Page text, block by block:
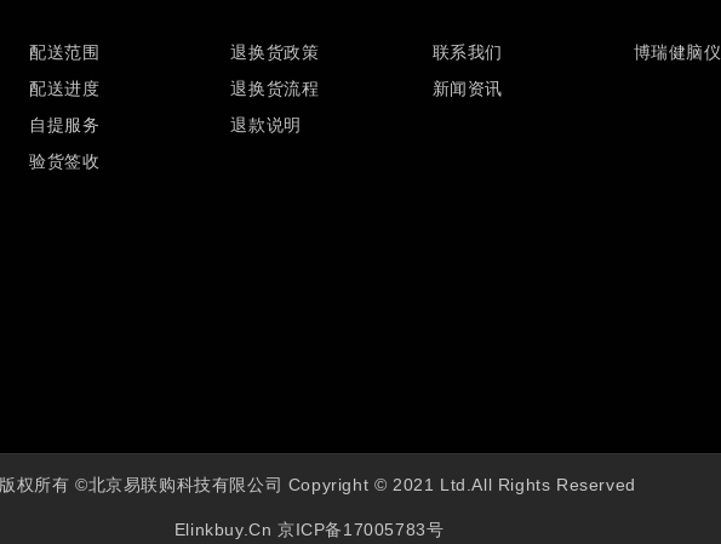
配送范围
配送进度
自提服务
验货签收
退换货政策
退换货流程
退款说明
联系我们
新闻资讯
博瑞健脑仪
版权所有 ©北京易联购科技有限公司 Copyright © 2021 Ltd.All Rights Reserved
Elinkbuy.cn 京ICP备17005783号